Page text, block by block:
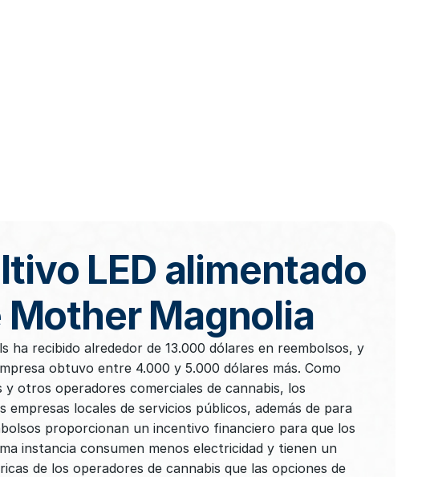
LED alimentado
Mother Magnolia
ha recibido alrededor de 13.000 dólares en reembolsos, y
obtuvo entre 4.000 y 5.000 dólares más. Como
otros operadores comerciales de cannabis, los
locales de servicios públicos, además de para
proporcionan un incentivo financiero para que los
instancia consumen menos electricidad y tienen un
de los operadores de cannabis que las opciones de